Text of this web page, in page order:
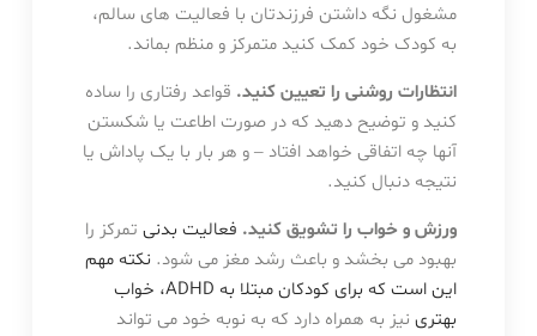
مشغول نگه داشتن فرزندتان با فعالیت های سالم،
به کودک خود کمک کنید متمرکز و منظم بماند.
انتظارات روشنی را تعیین کنید. قواعد رفتاری را ساده
کنید و توضیح دهید که در صورت اطاعت یا شکستن
آنها چه اتفاقی خواهد افتاد – و هر بار با یک پاداش یا
نتیجه دنبال کنید.
ورزش و خواب را تشویق کنید. فعالیت بدنیتمرکز را
بهبود می بخشد و باعث رشد مغز می شود. نکته مهم
این است که برای کودکان مبتلا به ADHD، خواب
بهترینیز به همراه دارد که به نوبه خود می تواند